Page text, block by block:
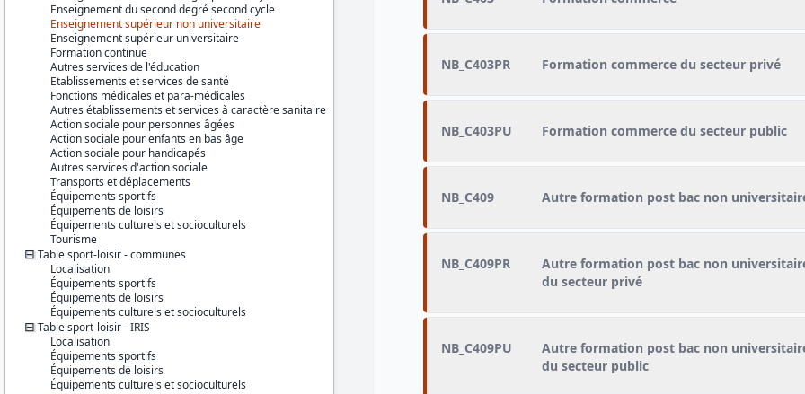
Enseignement du second degré second cycle
Enseignement supérieur non universitaire
Enseignement supérieur universitaire
Formation continue
Autres services de l'éducation
Etablissements et services de santé
Fonctions médicales et para-médicales
Autres établissements et services à caractère sanitaire
Action sociale pour personnes âgées
Action sociale pour enfants en bas âge
Action sociale pour handicapés
Autres services d'action sociale
Transports et déplacements
Équipements sportifs
Équipements de loisirs
Équipements culturels et socioculturels
Tourisme
Table sport-loisir - communes
Localisation
Équipements sportifs
Équipements de loisirs
Équipements culturels et socioculturels
Table sport-loisir - IRIS
Localisation
Équipements sportifs
Équipements de loisirs
Équipements culturels et socioculturels
NB_C403PR Formation commerce du secteur privé
NB_C403PU Formation commerce du secteur public
NB_C409 Autre formation post bac non
NB_C409PR
Autre formation post bac non
du secteur privé
NB_C409PU
Autre formation post bac non
du secteur public